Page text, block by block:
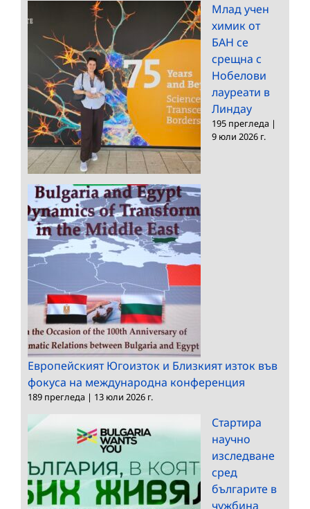
Млад учен
химик от
БАН се
срещна с
Нобелови
лауреати в
Линдау
195 прегледа |
9 юли 2026 г.
Европейският Югоизток и Близкият изток във
фокуса на международна конференция
189 прегледа | 13 юли 2026 г.
Стартира
научно
изследване
сред
българите в
чужбина